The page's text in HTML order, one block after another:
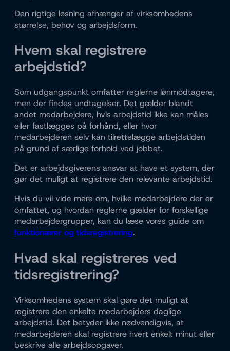
Den rigtige løsning afhænger af virksomhedens
størrelse, behov og arbejdsform.
Hvem skal registrere
arbejdstid?
Som udgangspunkt omfatter reglerne lønmodtagere,
men der findes undtagelser. Det gælder blandt
andet medarbejdere, hvis arbejdstid ikke kan måles
eller fastlægges på forhånd, eller hvor
medarbejderen selv kan tilrettelægge arbejdstiden
på grund af særlige forhold ved jobbet.
Det er arbejdsgiverens ansvar at have et system, der
gør det muligt at registrere den relevante arbejdstid.
Hvis du vil vide mere om, hvilke medarbejdere der er
omfattet, og hvordan reglerne gælder for forskellige
medarbejdergrupper, kan du læse vores guide om
funktionærer og tidsregistrering.
Hvad skal registreres ved
tidsregistrering?
Virksomhedens system skal gøre det muligt at
registrere den enkelte medarbejders daglige
arbejdstid. Det betyder ikke nødvendigvis, at
medarbejderen skal registrere hvert enkelt minut eller
beskrive alle arbejdsopgaver.